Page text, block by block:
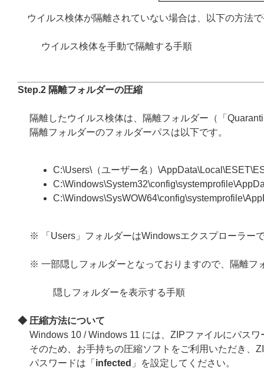
ウイルス検体が隔離されていない場合は、以下の方法
ウイルス検体を手動で隔離する手順
Step.2 隔離フォルダーの圧縮
隔離したウイルス検体は、隔離フォルダー（「
隔離フォルダーのフォルダーパスは以下です。
C:\Users\（ユーザー名）
※ 「Users」フォルダーはWindowsエクスプローラー
※ 一部隠しフォルダーとなっておりますので、隔離フ
隠しフォルダーを表示する手順
◆ 圧縮方法について
Windows 10 / Windows 11 には、ZIPファイルにパス
そのため、お手持ちの圧縮ソフトをご利用いただき、
パスワードは「 infected 」を設定してください。